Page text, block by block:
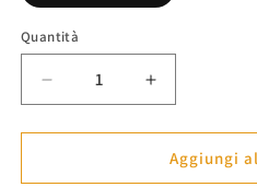
Quantità
Diminuisci
quantità
per
Byakuya:
Aumenta
quantità
per
Spada
Byakuya:
Aggiungi